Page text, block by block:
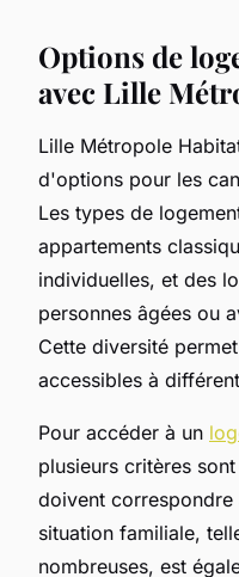
Options de
avec Lille
Lille Métropole
d'options pour les
Les types de
appartements
individuelles, et des
personnes âgées ou
Cette diversité
accessibles à
Pour accéder à un
plusieurs critères
doivent
situation familiale,
nombreuses, est